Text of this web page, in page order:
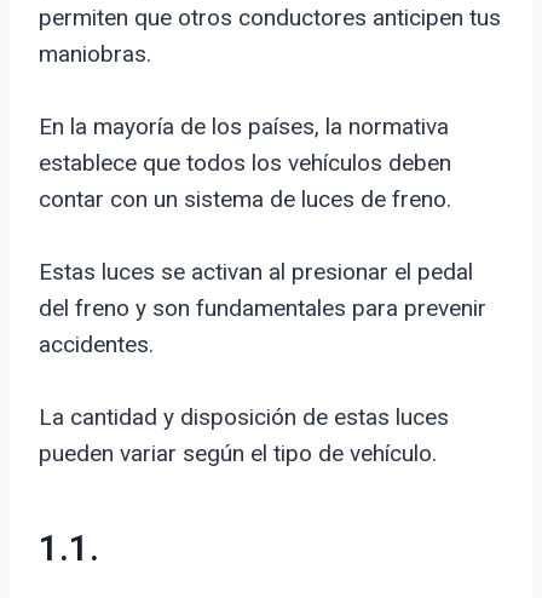
permiten que otros conductores anticipen tus
maniobras.
En la mayoría de los países, la normativa
establece que todos los vehículos deben
contar con un sistema de luces de freno.
Estas luces se activan al presionar el pedal
del freno y son fundamentales para prevenir
accidentes.
La cantidad y disposición de estas luces
pueden variar según el tipo de vehículo.
1.1.